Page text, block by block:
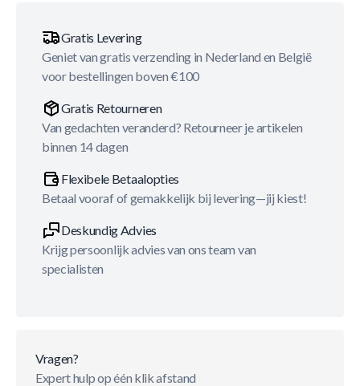
Gratis Levering
Geniet van gratis verzending in Nederland en België
voor bestellingen boven €100
Gratis Retourneren
Van gedachten veranderd? Retourneer je artikelen
binnen 14 dagen
Flexibele Betaalopties
Betaal vooraf of gemakkelijk bij levering—jij kiest!
Deskundig Advies
Krijg persoonlijk advies van ons team van
specialisten
Vragen?
Expert hulp op één klik afstand